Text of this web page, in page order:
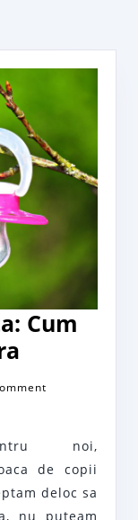
Cum
faci
etapa
mai
noi,
de copii
deloc sa
nu puteam